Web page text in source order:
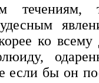
ко
если бы он